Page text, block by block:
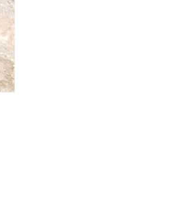
No hay